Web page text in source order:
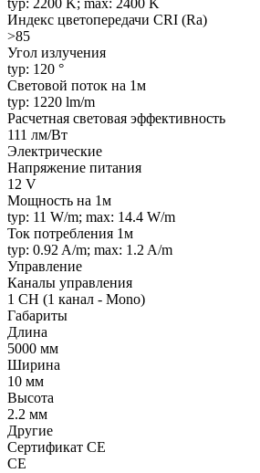
typ: 2200 K; max: 2400 K
Индекс цветопередачи CRI (Ra)
>85
Угол излучения
typ: 120 °
Световой поток на 1м
typ: 1220 lm/m
Расчетная световая эффективность
111 лм/Вт
Электрические
Напряжение питания
12 V
Мощность на 1м
typ: 11 W/m; max: 14.4 W/m
Ток потребления 1м
typ: 0.92 A/m; max: 1.2 A/m
Управление
Каналы управления
1 CH (1 канал - Mono)
Габариты
Длина
5000 мм
Ширина
10 мм
Высота
2.2 мм
Другие
Сертификат CE
CE